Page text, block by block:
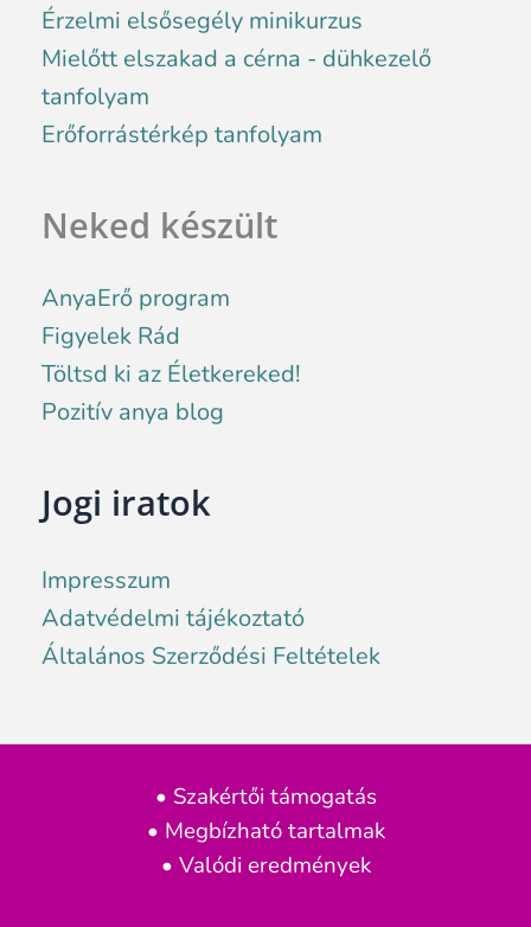
Érzelmi elsősegély minikurzus
Mielőtt elszakad a cérna - dühkezelő
tanfolyam
Erőforrástérkép tanfolyam
Neked készült
AnyaErő program
Figyelek Rád
Töltsd ki az Életkereked!
Pozitív anya blog
Jogi iratok
Impresszum
Adatvédelmi tájékoztató
Általános Szerződési Feltételek
• Szakértői támogatás
• Megbízható tartalmak
• Valódi eredmények